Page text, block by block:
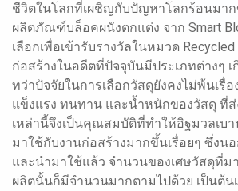
ชีวิตในโลกที่เผชิญกับปัญหาโลกร้อนมา
ผลิตภัณฑ์บล็อคผนังตกแต่ง จาก Smart
เลือกเพื่อเข้ารับรางวัลในหมวด
ก่อสร้างในอดีตที่ปัจจุบันมีประเภทต่างๆ
ทว่าปัจจัยในการเลือกวัสดุยังคงไม่พ้นเรื่
แข็งแรง ทนทาน และน้ำหนักของวัสดุ ที่ส่
เหล่านี้จึงเป็นคุณสมบัติที่ทำให้อิฐมวลเบ
มาใช้กับงานก่อสร้างมากขึ้นเรื่อยๆ ซึ่งน
และนำมาใช้แล้ว จำนวนของเศษวัสดุที่ม
ผลิตนั้นก็มีจำนวนมากตามไปด้วย เป็นต้